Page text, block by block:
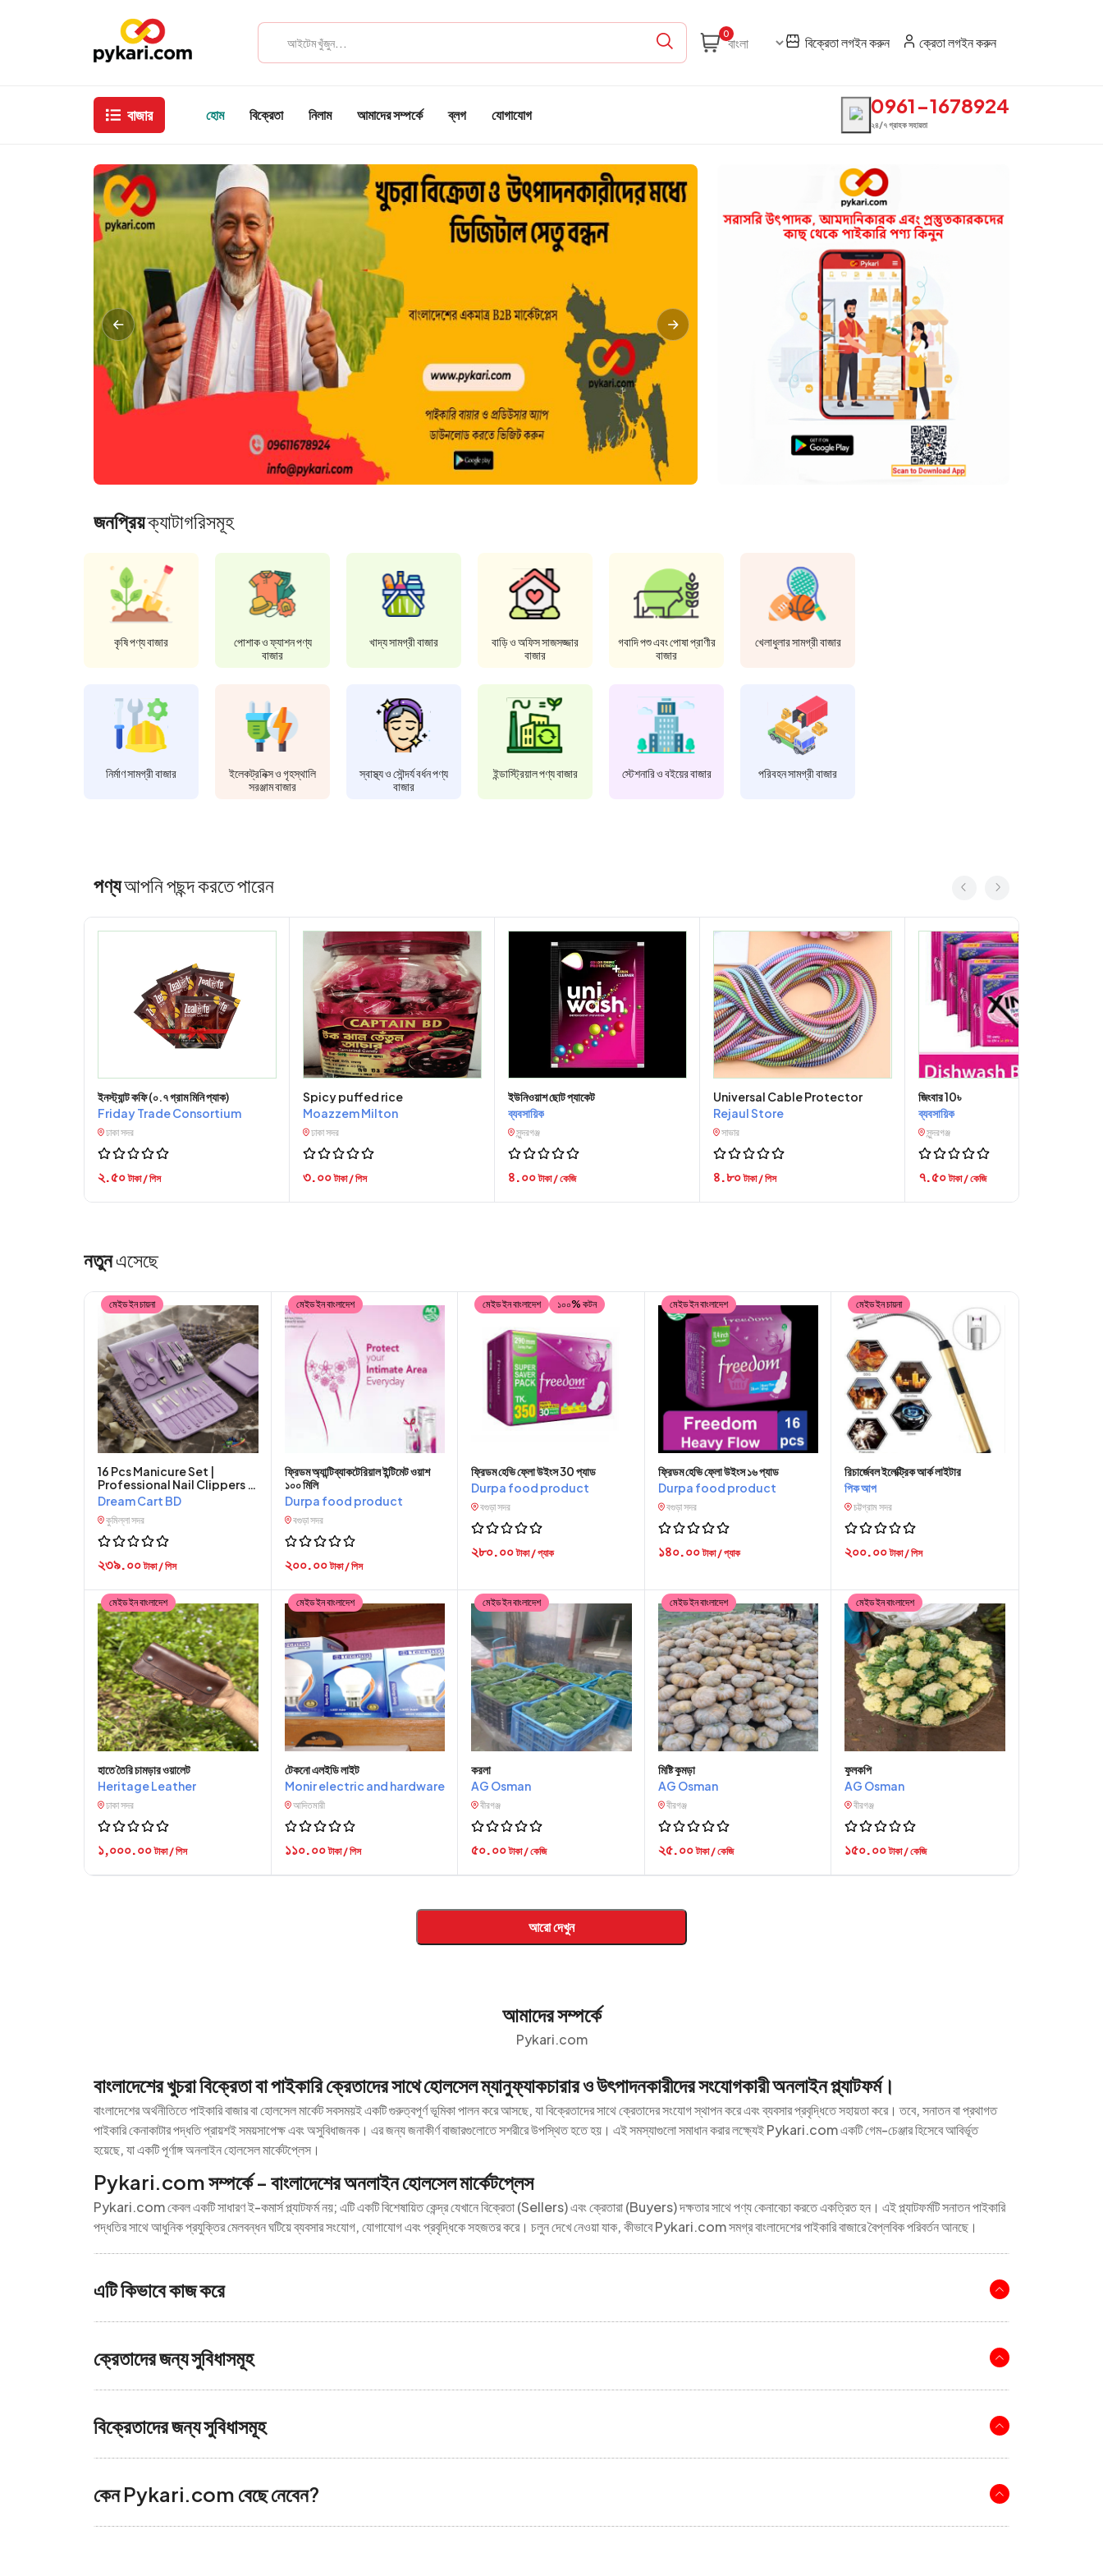
0
বিক্রেতা লগইন করুন ক্রেতা লগইন করুন
বাজার হোম বিক্রেতা নিলাম আমাদের সম্পর্কে ব্লগ যোগাযোগ 0961-1678924
২৪/৭ গ্রাহক সহায়তা
জনপ্রিয়ক্যাটাগরিসমূহ
কৃষি পণ্য বাজার
নির্মাণ সামগ্রী বাজার
পোশাক ও ফ্যাশন পণ্য
বাজার
ইলেকট্রনিক্স ও গৃহস্থালি
সরঞ্জাম বাজার
খাদ্য সামগ্রী বাজার
স্বাস্থ্য ও সৌন্দর্য বর্ধন পণ্য
বাজার
বাড়ি ও অফিস সাজসজ্জার
বাজার
ইন্ডাস্ট্রিয়াল পণ্য বাজার
গবাদি পশু এবং পোষা প্রাণীর
বাজার
স্টেশনারি ও বইয়ের বাজার
খেলাধুলার সামগ্রী বাজার
পরিবহন সামগ্রী বাজার
পণ্যআপনি পছন্দ করতে পারেন
ইনস্ট্যান্ট কফি (০.৭ গ্রাম মিনি প্যাক)
Friday Trade Consortium
ঢাকা সদর
২.৫০টাকা / পিস
Spicy puffed rice
Moazzem Milton
ঢাকা সদর
৩.০০টাকা / পিস
ইউনিওয়াশ ছোট প্যাকেট
ব্যবসায়িক
সুন্দরগঞ্জ
৪.০০টাকা / কেজি
Universal Cable Protector
Rejaul Store
সাভার
৪.৮০টাকা / পিস
জিংবার 10৳
ব্যবসায়িক
সুন্দরগঞ্জ
৭.৫০টাকা / কেজি
নতুনএসেছে
মেইড ইন চায়না
16 Pcs Manicure Set |
Professional Nail Clippers &
Pedicure Kit
Dream Cart BD
কুমিল্লা সদর
২৩৯.০০টাকা / পিস
মেইড ইন বাংলাদেশ
ফ্রিডম অ্যান্টিব্যাকটেরিয়াল ইন্টিমেট ওয়াশ
১০০ মিলি
Durpa food product
বগুড়া সদর
২০০.০০টাকা / পিস
মেইড ইন বাংলাদেশ ১০০% কটন
ফ্রিডম হেভি ফ্লো উইংস 30 প্যাড
Durpa food product
বগুড়া সদর
২৮০.০০টাকা / প্যাক
মেইড ইন বাংলাদেশ
ফ্রিডম হেভি ফ্লো উইংস ১৬ প্যাড
Durpa food product
বগুড়া সদর
১৪০.০০টাকা / প্যাক
মেইড ইন চায়না
রিচার্জেবল ইলেক্ট্রিক আর্ক লাইটার
পিক আপ
চট্টগ্রাম সদর
২০০.০০টাকা / পিস
মেইড ইন বাংলাদেশ
হাতে তৈরি চামড়ার ওয়ালেট
Heritage Leather
ঢাকা সদর
১,০০০.০০টাকা / পিস
মেইড ইন বাংলাদেশ
টেকনো এলইডি লাইট
Monir electric and hardware
আদিতমারী
১১০.০০টাকা / পিস
মেইড ইন বাংলাদেশ
করলা
AG Osman
বীরগঞ্জ
৫০.০০টাকা / কেজি
মেইড ইন বাংলাদেশ
মিষ্টি কুমড়া
AG Osman
বীরগঞ্জ
২৫.০০টাকা / কেজি
মেইড ইন বাংলাদেশ
ফুলকপি
AG Osman
বীরগঞ্জ
১৫০.০০টাকা / কেজি
আরো দেখুন
আমাদের সম্পর্কে
Pykari.com
বাংলাদেশের খুচরা বিক্রেতা বা পাইকারি ক্রেতাদের সাথে হোলসেল ম্যানুফ্যাকচারার ও উৎপাদনকারীদের সংযোগকারী অনলাইন প্ল্যাটফর্ম।
বাংলাদেশের অর্থনীতিতে পাইকারি বাজার বা হোলসেল মার্কেট সবসময়ই একটি গুরুত্বপূর্ণ ভূমিকা পালন করে আসছে, যা বিক্রেতাদের সাথে ক্রেতাদের সংযোগ স্থাপন করে এবং ব্যবসার প্রবৃদ্ধিতে সহায়তা করে। তবে, সনাতন বা প্রথাগত
পাইকারি কেনাকাটার পদ্ধতি প্রায়শই সময়সাপেক্ষ এবং অসুবিধাজনক। এর জন্য জনাকীর্ণ বাজারগুলোতে সশরীরে উপস্থিত হতে হয়। এই সমস্যাগুলো সমাধান করার লক্ষ্যেই Pykari.com একটি গেম-চেঞ্জার হিসেবে আবির্ভূত
হয়েছে, যা একটি পূর্ণাঙ্গ অনলাইন হোলসেল মার্কেটপ্লেস।
Pykari.com সম্পর্কে - বাংলাদেশের অনলাইন হোলসেল মার্কেটপ্লেস
Pykari.com কেবল একটি সাধারণ ই-কমার্স প্ল্যাটফর্ম নয়; এটি একটি বিশেষায়িত কেন্দ্র যেখানে বিক্রেতা (Sellers) এবং ক্রেতারা (Buyers) দক্ষতার সাথে পণ্য কেনাবেচা করতে একত্রিত হন। এই প্ল্যাটফর্মটি সনাতন পাইকারি
পদ্ধতির সাথে আধুনিক প্রযুক্তির মেলবন্ধন ঘটিয়ে ব্যবসার সংযোগ, যোগাযোগ এবং প্রবৃদ্ধিকে সহজতর করে। চলুন দেখে নেওয়া যাক, কীভাবে Pykari.com সমগ্র বাংলাদেশের পাইকারি বাজারে বৈপ্লবিক পরিবর্তন আনছে।
এটি কিভাবে কাজ করে
ক্রেতাদের জন্য সুবিধাসমূহ
বিক্রেতাদের জন্য সুবিধাসমূহ
কেন Pykari.com বেছে নেবেন?